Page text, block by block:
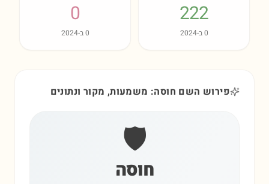
222
0ב-2024
0
0ב-2024
פירוש השם חוסה: משמעות, מקור ונתונים
🛡️
חוסה